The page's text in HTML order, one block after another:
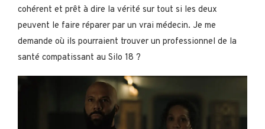
cohérent et prêt à dire la vérité sur tout si les deux
peuvent le faire réparer par un vrai médecin. Je me
demande où ils pourraient trouver un professionnel de la
santé compatissant au Silo 18 ?